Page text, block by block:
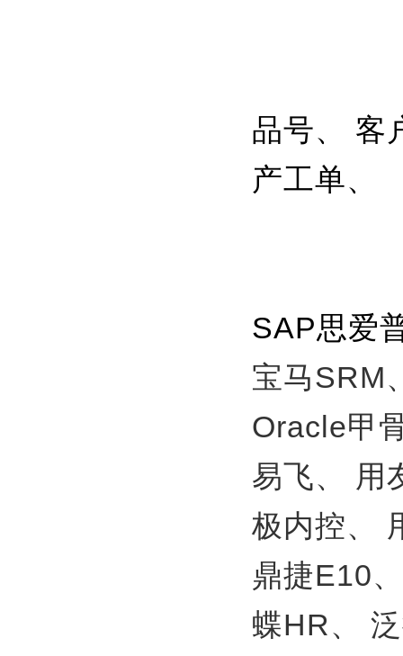
品号、 客
产工单、
SAP思爱
宝马SRM
Oracle甲
易飞、
用
极内控、
鼎捷E10、
蝶HR、